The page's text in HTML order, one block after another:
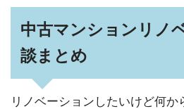
中古マンションリノ
談まとめ
リノベーションしたいけど何